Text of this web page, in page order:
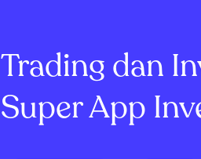
Trading dan
Super App